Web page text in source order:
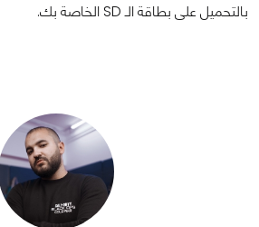
بالتحميل على بطاقة الـ SD الخاصة بك.